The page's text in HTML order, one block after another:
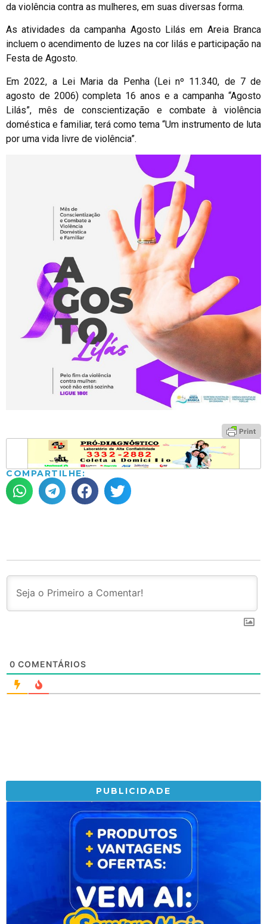
da violência contra as mulheres, em suas diversas forma.
As atividades da campanha Agosto Lilás em Areia Branca
incluem o acendimento de luzes na cor lilás e participação na
Festa de Agosto.
Em 2022, a Lei Maria da Penha (Lei nº 11.340, de 7 de
agosto de 2006) completa 16 anos e a campanha “Agosto
Lilás”, mês de conscientização e combate à violência
doméstica e familiar, terá como tema “Um instrumento de luta
por uma vida livre de violência”.
COMPARTILHE:
0 COMENTÁRIOS
PUBLICIDADE